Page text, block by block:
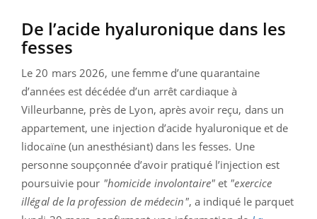
De l’acide hyaluronique dans les
fesses
Le 20 mars 2026, une femme d’une quarantaine
d’années est décédée d’un arrêt cardiaque à
Villeurbanne, près de Lyon, après avoir reçu, dans un
appartement, une injection d’acide hyaluronique et de
lidocaïne (un anesthésiant) dans les fesses. Une
personne soupçonnée d’avoir pratiqué l’injection est
poursuivie pour "homicide involontaire" et "exercice
illégal de la profession de médecin", a indiqué le parquet